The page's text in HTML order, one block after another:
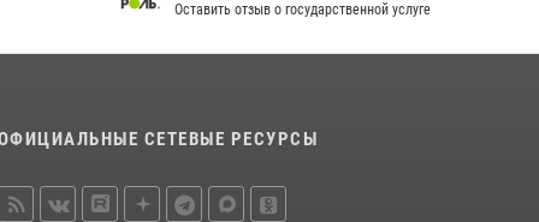
Оставить отзыв о государственной услуге
СЕТЕВЫЕ РЕСУРСЫ